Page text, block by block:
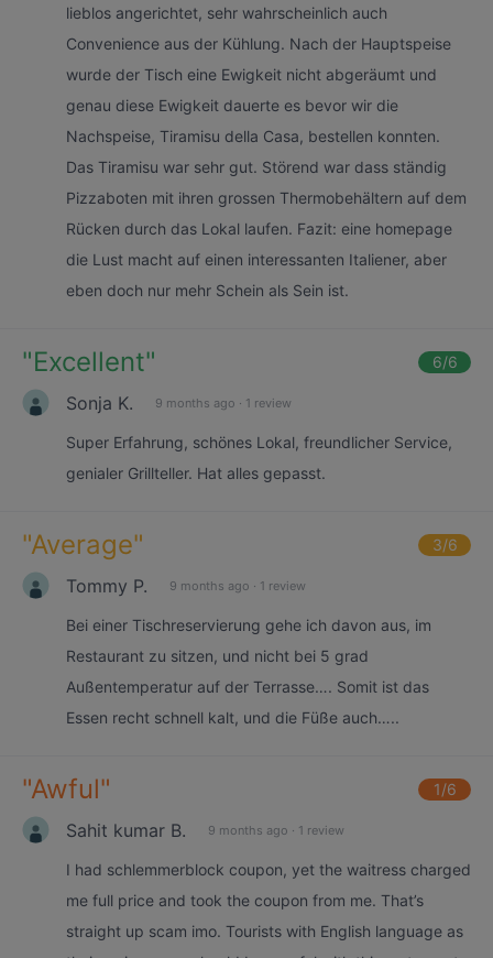
lieblos angerichtet, sehr wahrscheinlich auch
Convenience aus der Kühlung. Nach der Hauptspeise
wurde der Tisch eine Ewigkeit nicht abgeräumt und
genau diese Ewigkeit dauerte es bevor wir die
Nachspeise, Tiramisu della Casa, bestellen konnten.
Das Tiramisu war sehr gut. Störend war dass ständig
Pizzaboten mit ihren grossen Thermobehältern auf dem
Rücken durch das Lokal laufen. Fazit: eine homepage
die Lust macht auf einen interessanten Italiener, aber
eben doch nur mehr Schein als Sein ist.
"Excellent" 6/6
Sonja K. 9 months ago · 1 review
Super Erfahrung, schönes Lokal, freundlicher Service,
genialer Grillteller. Hat alles gepasst.
"Average" 3/6
Tommy P. 9 months ago · 1 review
Bei einer Tischreservierung gehe ich davon aus, im
Restaurant zu sitzen, und nicht bei 5 grad
Außentemperatur auf der Terrasse…. Somit ist das
Essen recht schnell kalt, und die Füße auch…..
"Awful" 1/6
Sahit kumar B. 9 months ago · 1 review
I had schlemmerblock coupon, yet the waitress charged
me full price and took the coupon from me. That’s
straight up scam imo. Tourists with English language as